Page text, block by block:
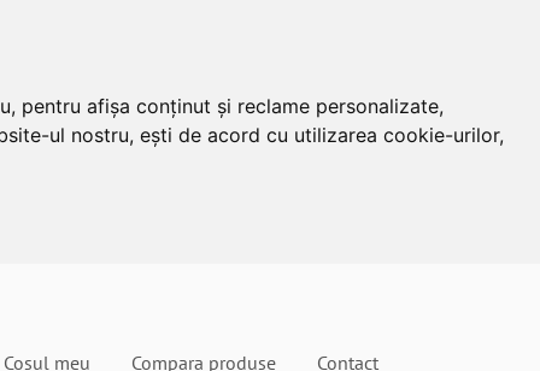
pentru afișa conținut și reclame personalizate,
ul nostru, ești de acord cu utilizarea cookie-urilor,
Cosul meu Compara produse Contact